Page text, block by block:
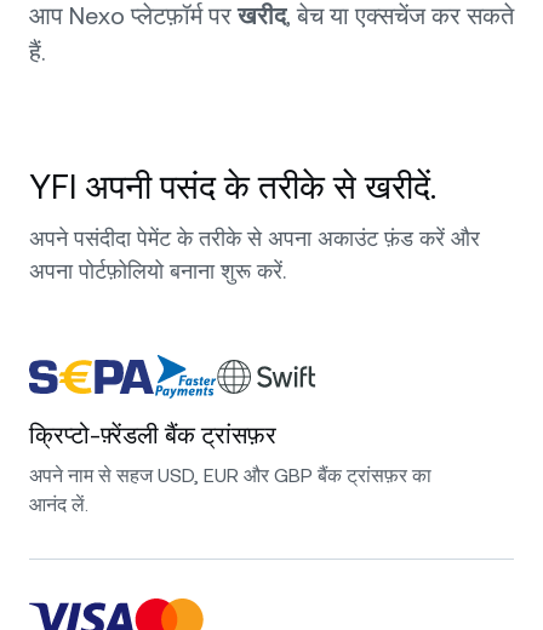
आप Nexo प्लेटफ़ॉर्म परखरीद, बेच या एक्सचेंज कर सकते
हैं.
YFI अपनी पसंद के तरीके से खरीदें.
अपने पसंदीदा पेमेंट के तरीके से अपना अकाउंट फ़ंड करें और
अपना पोर्टफ़ोलियो बनाना शुरू करें.
क्रिप्टो-फ़्रेंडली बैंक ट्रांसफ़र
अपने नाम से सहज USD, EUR और GBP बैंक ट्रांसफ़र का
आनंद लें.